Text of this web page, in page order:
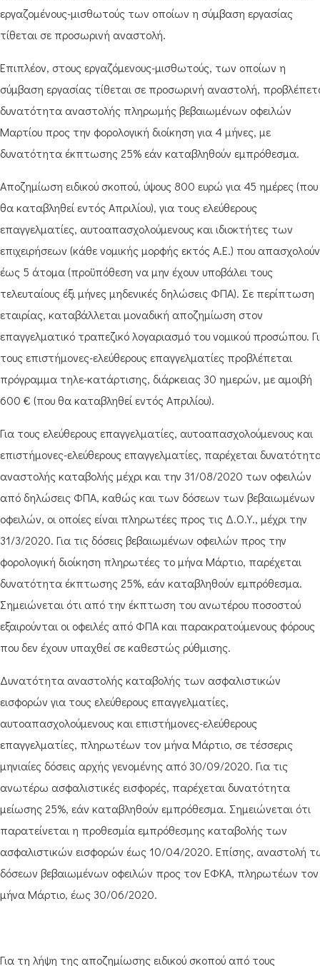
εργαζομένους-μισθωτούς των οποίων η σύμβαση εργασίας
τίθεται σε προσωρινή αναστολή.
Επιπλέον, στους εργαζόμενους-μισθωτούς, των οποίων η
σύμβαση εργασίας τίθεται σε προσωρινή αναστολή,
δυνατότητα αναστολής πληρωμής βεβαιωμένων οφειλών
Μαρτίου προς την φορολογική διοίκηση για 4 μήνες, με
δυνατότητα έκπτωσης 25% εάν καταβληθούν εμπρόθεσμα.
Αποζημίωση ειδικού σκοπού, ύψους 800 ευρώ για 45 ημέρες (που
θα καταβληθεί εντός Απριλίου), για τους ελεύθερους
επαγγελματίες, αυτοαπασχολούμενους και ιδιοκτήτες των
επιχειρήσεων (κάθε νομικής μορφής εκτός Α.Ε.) που απασχολούν
έως 5 άτομα (προϋπόθεση να μην έχουν υποβάλει τους
τελευταίους έξι μήνες μηδενικές δηλώσεις ΦΠΑ). Σε περίπτωση
εταιρίας, καταβάλλεται μοναδική αποζημίωση στον
επαγγελματικό τραπεζικό λογαριασμό του νομικού προσώπου.
τους επιστήμονες-ελεύθερους επαγγελματίες προβλέπεται
πρόγραμμα τηλε-κατάρτισης, διάρκειας 30 ημερών, με αμοιβή
600 € (που θα καταβληθεί εντός Απριλίου).
Για τους ελεύθερους επαγγελματίες, αυτοαπασχολούμενους και
επιστήμονες-ελεύθερους επαγγελματίες, παρέχεται
αναστολής καταβολής μέχρι και την 31/08/2020 των οφειλών
από δηλώσεις ΦΠΑ, καθώς και των δόσεων των βεβαιωμένων
οφειλών, οι οποίες είναι πληρωτέες προς τις Δ.Ο.Υ., μέχρι την
31/3/2020. Για τις δόσεις βεβαιωμένων οφειλών προς την
φορολογική διοίκηση πληρωτέες το μήνα Μάρτιο, παρέχεται
δυνατότητα έκπτωσης 25%, εάν καταβληθούν εμπρόθεσμα.
Σημειώνεται ότι από την έκπτωση του ανωτέρου ποσοστού
εξαιρούνται οι οφειλές από ΦΠΑ και παρακρατούμενους φόρους
που δεν έχουν υπαχθεί σε καθεστώς ρύθμισης.
Δυνατότητα αναστολής καταβολής των ασφαλιστικών
εισφορών για τους ελεύθερους επαγγελματίες,
αυτοαπασχολούμενους και επιστήμονες-ελεύθερους
επαγγελματίες, πληρωτέων τον μήνα Μάρτιο, σε τέσσερις
μηνιαίες δόσεις αρχής γενομένης από 30/09/2020. Για τις
ανωτέρω ασφαλιστικές εισφορές, παρέχεται δυνατότητα
μείωσης 25%, εάν καταβληθούν εμπρόθεσμα. Σημειώνεται ότι
παρατείνεται η προθεσμία εμπρόθεσμης καταβολής των
ασφαλιστικών εισφορών έως 10/04/2020. Επίσης, αναστολή
δόσεων βεβαιωμένων οφειλών προς τον ΕΦΚΑ, πληρωτέων τον
μήνα Μάρτιο, έως 30/06/2020.
Για τη λήψη της αποζημίωσης ειδικού σκοπού από τους